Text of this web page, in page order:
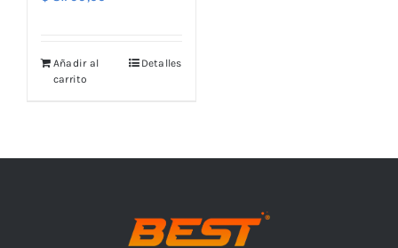
Añadir al
carrito
Detalles